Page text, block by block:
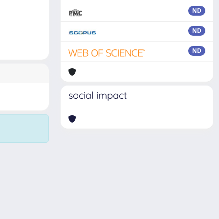
ND
ND
ND
social impact